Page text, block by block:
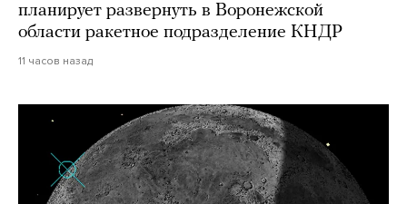
планирует развернуть в Воронежской
области ракетное подразделение КНДР
11 часов назад